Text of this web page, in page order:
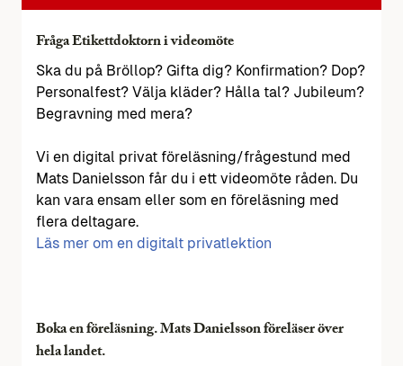
Fråga Etikettdoktorn i videomöte
Ska du på Bröllop? Gifta dig? Konfirmation? Dop?
Personalfest? Välja kläder? Hålla tal? Jubileum?
Begravning med mera?
Vi en digital privat föreläsning/frågestund med
Mats Danielsson får du i ett videomöte råden. Du
kan vara ensam eller som en föreläsning med
flera deltagare.
Läs mer om en digitalt privatlektion
Boka en föreläsning. Mats Danielsson föreläser över
hela landet.